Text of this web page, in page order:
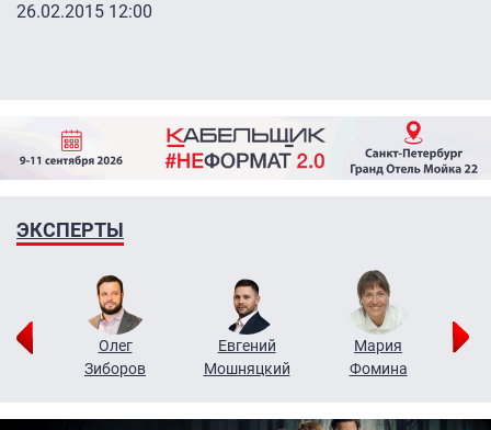
26.02.2015 12:00
ЭКСПЕРТЫ
Олег
Зиборов
Евгений
Мошняцкий
Мария
Фомина